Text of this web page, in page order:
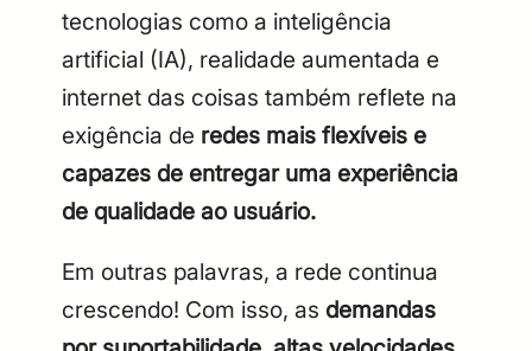
tecnologias como a inteligência
artificial (IA), realidade aumentada e
internet das coisas também reflete na
exigência de redes mais flexíveis e
capazes de entregar uma experiência
de qualidade ao usuário.
Em outras palavras, a rede continua
crescendo! Com isso, as demandas